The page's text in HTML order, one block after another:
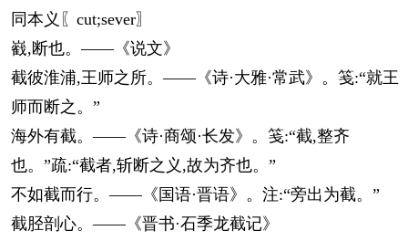
同本义〖cut;sever〗
巀,断也。——《说文》
截彼淮浦,王师之所。——《诗·大雅·常武》。笺:“就王
师而断之。”
海外有截。——《诗·商颂·长发》。笺:“截,整齐
也。”疏:“截者,斩断之义,故为齐也。”
不如截而行。——《国语·晋语》。注:“旁出为截。”
截胫剖心。——《晋书·石季龙截记》